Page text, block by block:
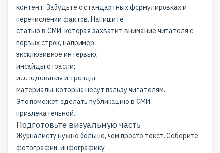
контент. Забудьте о стандартных формулировках и
перечислении фактов. Напишите
статью в СМИ, которая захватит внимание читателя с
первых строк, например:
эксклюзивное интервью;
инсайды отрасли;
исследования и тренды;
материалы, которые несут пользу читателям.
Это поможет сделать публикацию в СМИ
привлекательной.
Подготовьте визуальную часть
Журналисту нужно больше, чем просто текст. Соберите
фотографии, инфографику